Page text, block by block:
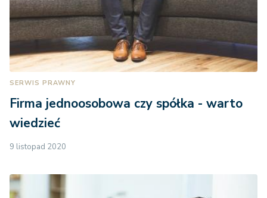
SERWIS PRAWNY
Firma jednoosobowa czy spółka - warto
wiedzieć
9 listopad 2020